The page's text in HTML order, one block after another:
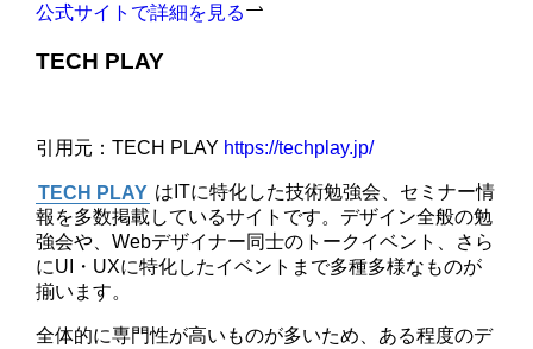
公式サイトで詳細を見る
TECH PLAY
引用元：TECH PLAY https://techplay.jp/
TECH PLAY はITに特化した技術勉強会、セミナー情
報を多数掲載しているサイトです。デザイン全般の勉
強会や、Webデザイナー同士のトークイベント、さら
にUI・UXに特化したイベントまで多種多様なものが
揃います。
全体的に専門性が高いものが多いため、ある程度のデ